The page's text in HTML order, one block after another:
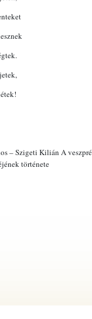
– Szigeti Kilián A
története